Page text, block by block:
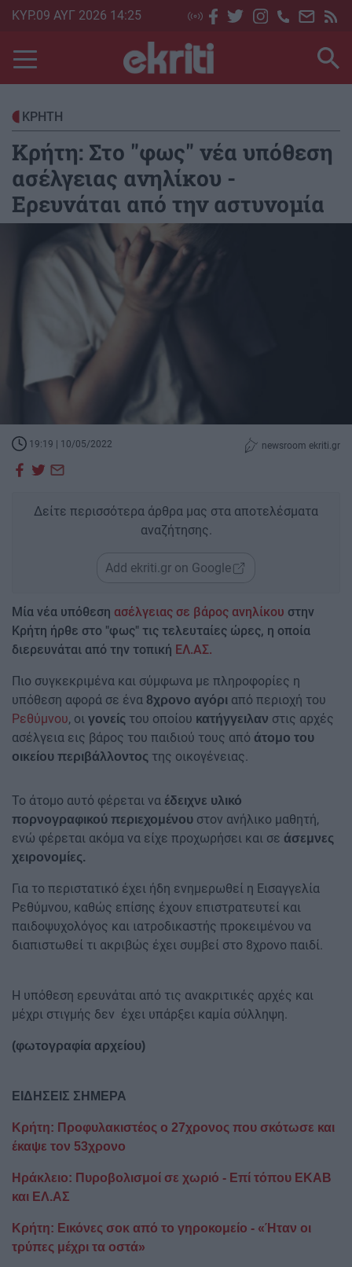
Skip
main
content
ΚΥΡ.09 ΑΥΓ 2026 14:25
ΚΡΗΤΗ
Κρήτη: Στο "φως" νέα υπόθεση
ασέλγειας ανηλίκου -
Ερευνάται από την αστυνομία
19:19 | 10/05/2022 newsroom ekriti.gr
Δείτε περισσότερα άρθρα μας στα αποτελέσματα
αναζήτησης.
Add ekriti.gr on Google
Μία νέα υπόθεση ασέλγειας σε βάρος ανηλίκου στην
Κρήτη ήρθε στο "φως" τις τελευταίες ώρες, η οποία
διερευνάται από την τοπική ΕΛ.ΑΣ.
Πιο συγκεκριμένα και σύμφωνα με πληροφορίες η
υπόθεση αφορά σε ένα 8χρονο αγόρι από περιοχή του
Ρεθύμνου, οι γονείς του οποίου κατήγγειλαν στις αρχές
ασέλγεια εις βάρος του παιδιού τους από άτομο του
οικείου περιβάλλοντος της οικογένειας.
Το άτομο αυτό φέρεται να έδειχνε υλικό
πορνογραφικού περιεχομένου στον ανήλικο μαθητή,
ενώ φέρεται ακόμα να είχε προχωρήσει και σε άσεμνες
χειρονομίες.
Για το περιστατικό έχει ήδη ενημερωθεί η Εισαγγελία
Ρεθύμνου, καθώς επίσης έχουν επιστρατευτεί και
παιδοψυχολόγος και ιατροδικαστής προκειμένου να
διαπιστωθεί τι ακριβώς έχει συμβεί στο 8χρονο παιδί.
Η υπόθεση ερευνάται από τις ανακριτικές αρχές και
μέχρι στιγμής δεν έχει υπάρξει καμία σύλληψη.
(φωτογραφία αρχείου)
ΕΙΔΗΣΕΙΣ ΣΗΜΕΡΑ
Κρήτη: Προφυλακιστέος ο 27χρονος που σκότωσε και
έκαψε τον 53χρονο
Ηράκλειο: Πυροβολισμοί σε χωριό - Επί τόπου ΕΚΑΒ
και ΕΛ.ΑΣ
Κρήτη: Εικόνες σοκ από το γηροκομείο - «Ήταν οι
τρύπες μέχρι τα οστά»